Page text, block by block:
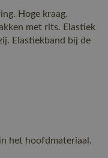
Hoge kraag.
met rits. Elastiek
Elastiekband bij de
het hoofdmateriaal.